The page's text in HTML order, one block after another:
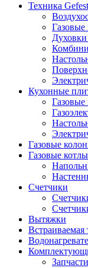
Техника Gefest
Газовые
Духовки
Кухонные
Газовые
Газовые котлы
Счетчики
Вытяжки
Встраиваемая